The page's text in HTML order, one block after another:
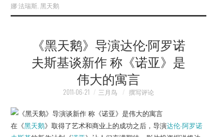
娜·法瑞斯 ,黑天鹅
《黑天鹅》导演达伦·阿罗诺
夫斯基谈新作 称《诺亚》是
伟大的寓言
2011-06-21 三月鸟 撰写评论
在《黑天鹅》取得了艺术和商业上的成功之后，导演达伦·阿罗诺